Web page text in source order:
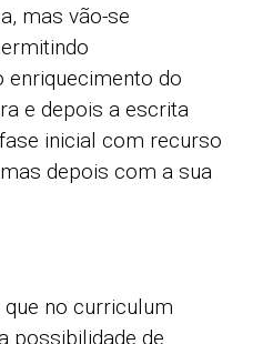
mas vão-se
enriquecimento do
e depois a escrita
inicial com recurso
depois com a sua
no curriculum
possibilidade de